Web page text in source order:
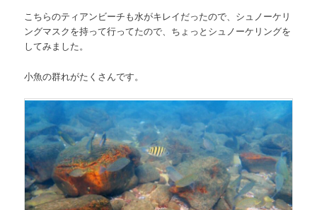
こちらのティアンビーチも水がキレイだったので、シュノーケリ
ングマスクを持って行ってたので、ちょっとシュノーケリングを
してみました。
小魚の群れがたくさんです。